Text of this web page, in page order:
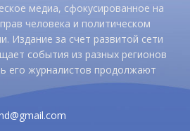
медиа, сфокусированное на
человека и политическом
Издание за счет развитой сети
события из разных регионов
его журналистов продолжают